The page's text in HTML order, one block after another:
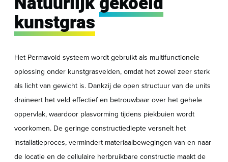
kunstgras
Het Permavoid systeem wordt gebruikt als multifunctionele
oplossing onder kunstgrasvelden, omdat het zowel zeer sterk
als licht van gewicht is. Dankzij de open structuur van de units
draineert het veld effectief en betrouwbaar over het gehele
oppervlak, waardoor plasvorming tijdens piekbuien wordt
voorkomen. De geringe constructiediepte versnelt het
installatieproces, vermindert materiaalbewegingen van en naar
de locatie en de cellulaire herbruikbare constructie maakt de